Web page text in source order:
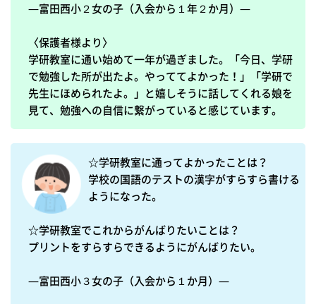
―富田西小２女の子（入会から１年２か月）―
〈保護者様より〉
学研教室に通い始めて一年が過ぎました。「今日、学研
で勉強した所が出たよ。やっててよかった！」「学研で
先生にほめられたよ。」と嬉しそうに話してくれる娘を
見て、勉強への自信に繋がっていると感じています。
☆学研教室に通ってよかったことは？
学校の国語のテストの漢字がすらすら書ける
ようになった。
☆学研教室でこれからがんばりたいことは？
プリントをすらすらできるようにがんばりたい。
―富田西小３女の子（入会から１か月）―